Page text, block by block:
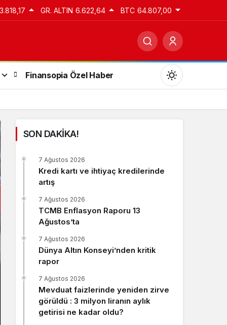
GR. ALTIN 6.622,64 BTC 64.807,00
Finansopia Özel Haber
Gündüz modunu seçin.
Gece Modu
Gece modunu seçin.
Sistem Modu
Sistem modunu seçin.
SON DAKİKA!
Kredi kartı ve ihtiyaç kredilerinde
artış
7 Ağustos 2026
TCMB Enflasyon Raporu 13
Ağustos’ta
7 Ağustos 2026
Dünya Altın Konseyi’nden kritik
rapor
7 Ağustos 2026
Mevduat faizlerinde yeniden zirve
görüldü : 3 milyon liranın aylık
getirisi ne kadar oldu?
7 Ağustos 2026